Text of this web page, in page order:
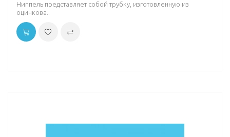
Ниппель представляет собой трубку, изготовленную из
оцинкова..